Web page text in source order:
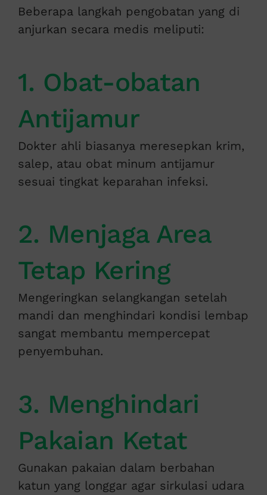
Beberapa langkah pengobatan yang di
anjurkan secara medis meliputi:
1. Obat-obatan
Antijamur
Dokter ahli biasanya meresepkan krim,
salep, atau obat minum antijamur
sesuai tingkat keparahan infeksi.
2. Menjaga Area
Tetap Kering
Mengeringkan selangkangan setelah
mandi dan menghindari kondisi lembap
sangat membantu mempercepat
penyembuhan.
3. Menghindari
Pakaian Ketat
Gunakan pakaian dalam berbahan
katun yang longgar agar sirkulasi udara